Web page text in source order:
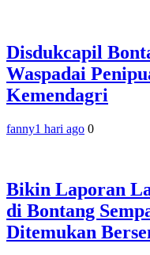
Disdukcapil
Waspadai
Kemendagri
fanny1 hari ago 0
Bikin Laporan
di Bontang
Ditemukan